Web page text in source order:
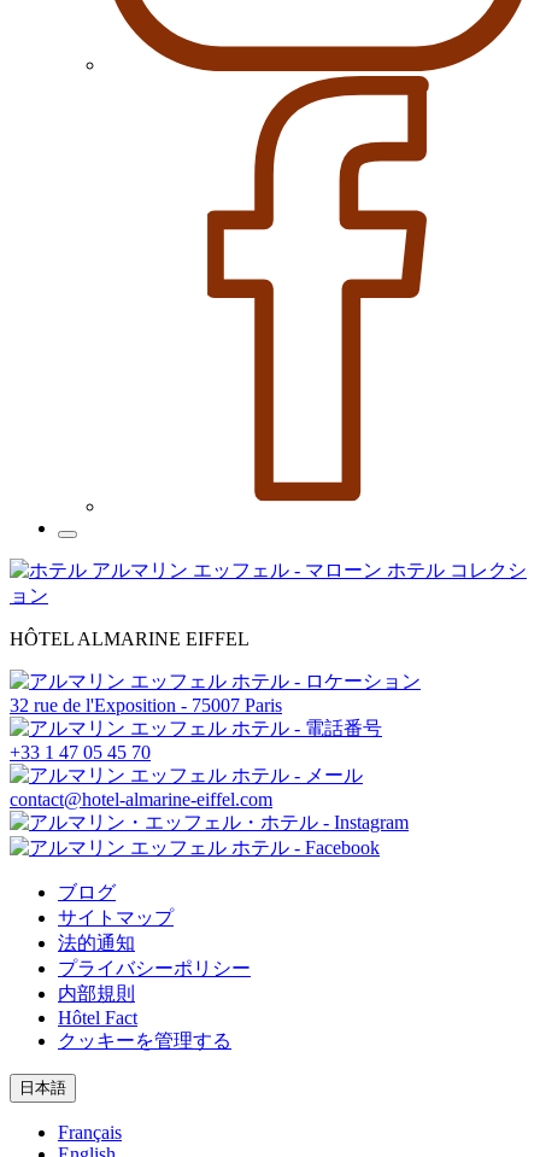
HÔTEL ALMARINE EIFFEL
32 rue de l'Exposition - 75007 Paris
+33 1 47 05 45 70
contact@hotel-almarine-eiffel.com
ブログ
サイトマップ
法的通知
プライバシーポリシー
内部規則
Hôtel Fact
クッキーを管理する
日本語
Français